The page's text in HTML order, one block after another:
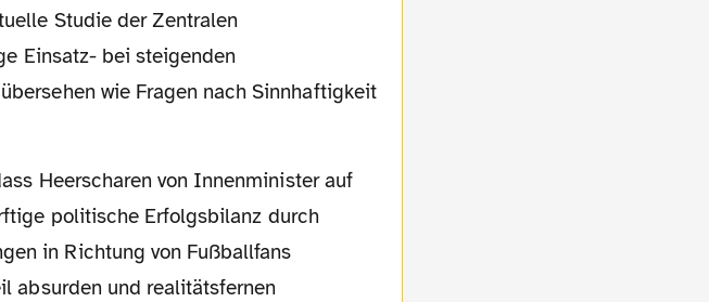
Studie der Zentralen
Einsatz- bei steigenden
wie Fragen nach Sinnhaftigkeit
politische Erfolgsbilanz durch
in Richtung von Fußballfans
absurden und realitätsfernen